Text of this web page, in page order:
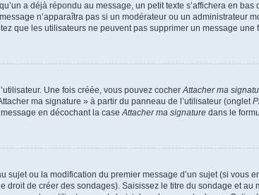
a déjà répondu au message, un petit texte s’affichera en
n’apparaîtra pas si un modérateur ou un administrateur
que les utilisateurs ne peuvent pas supprimer un message une
Une fois créée, vous pouvez cocherAttacher ma
ma signature » à partir du panneau de l’utilisateur (onglet
en décochant la caseAttacher ma signature dans le
sujet ou la modification du premier message d’un sujet (si vous
droit de créer des sondages). Saisissez le titre du sondage et